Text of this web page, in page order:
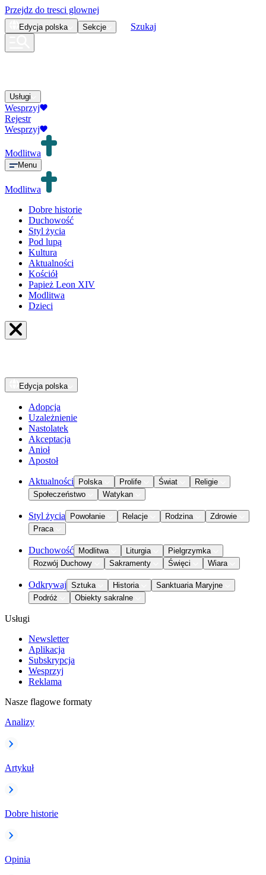
Przejdz do tresci glownej
Edycja polska Sekcje Szukaj
Usługi
Wesprzyj
Rejestr
Wesprzyj
Modlitwa
Menu
Modlitwa
Dobre historie
Duchowość
Styl życia
Pod lupą
Kultura
Aktualności
Kościół
Papież Leon XIV
Modlitwa
Dzieci
Edycja polska
Adopcja
Uzależnienie
Nastolatek
Akceptacja
Anioł
Apostoł
Aktualności Polska Prolife Świat
Religie
Społeczeństwo
Watykan
Styl życia Powołanie Relacje Rodzina
Zdrowie
Praca
Duchowość Modlitwa Liturgia
Pielgrzymka
Rozwój Duchowy
Sakramenty Święci Wiara
Odkrywaj Sztuka Historia
Sanktuaria Maryjne
Podróż
Obiekty sakralne
Usługi
Newsletter
Aplikacja
Subskrypcja
Wesprzyj
Reklama
Nasze flagowe formaty
Analizy
Artykuł
Dobre historie
Opinia